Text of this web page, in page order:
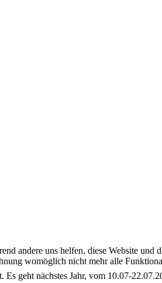
geht nächstes Jahr, vom 10.07-
andere uns helfen, diese Website
womöglich nicht mehr alle